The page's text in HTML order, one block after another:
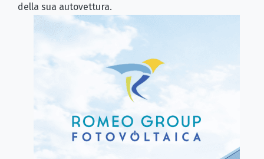
della sua autovettura.